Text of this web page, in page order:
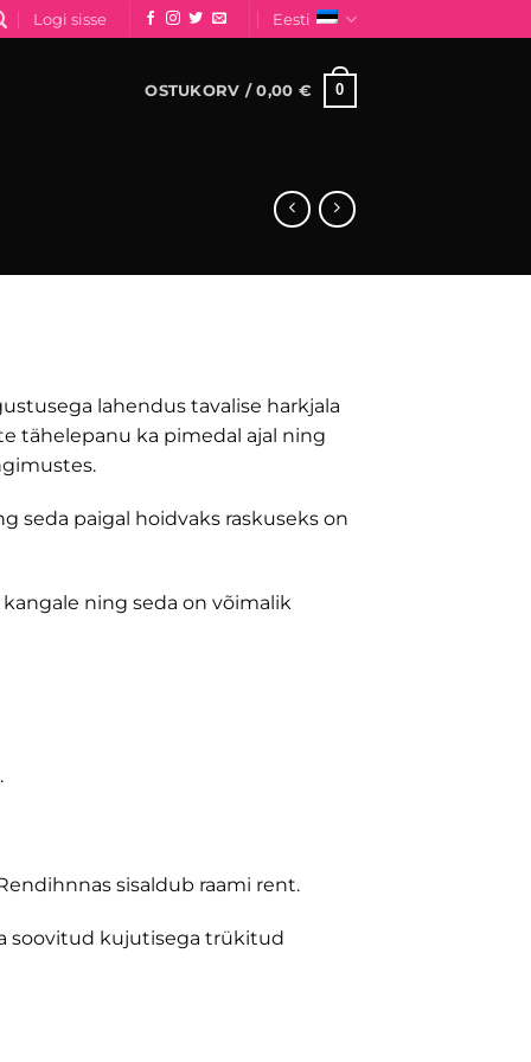
Logi sisse Eesti
OSTUKORV /0,00 € 0
lahendus tavalise harkjala
tähelepanu ka pimedal ajal ning
seda paigal hoidvaks raskuseks on
ning seda on võimalik
sisaldub raami rent.
soovitud kujutisega trükitud